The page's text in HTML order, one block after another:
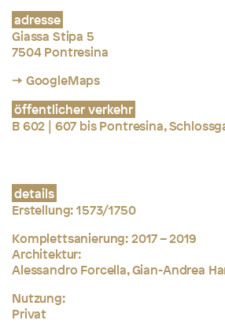
adresse
Giassa Stipa 5
7504 Pontresina
→ GoogleMaps
öffentlicher verkehr
B 602 | 607 bis Pontresina,
details
Erstellung: 1573/1750
Komplettsanierung: 2017 – 2019
Architektur:
Alessandro Forcella, Gian-Andrea
Nutzung:
Privat